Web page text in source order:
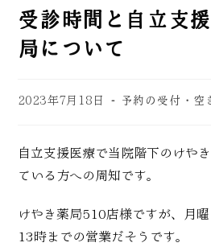
受診時間と自立支
局について
2023年7月18日 予約の受付・空
自立支援医療で当院階下のけや
ている方への周知です。
けやき薬局510店様ですが、月
13時までの営業だそうです。